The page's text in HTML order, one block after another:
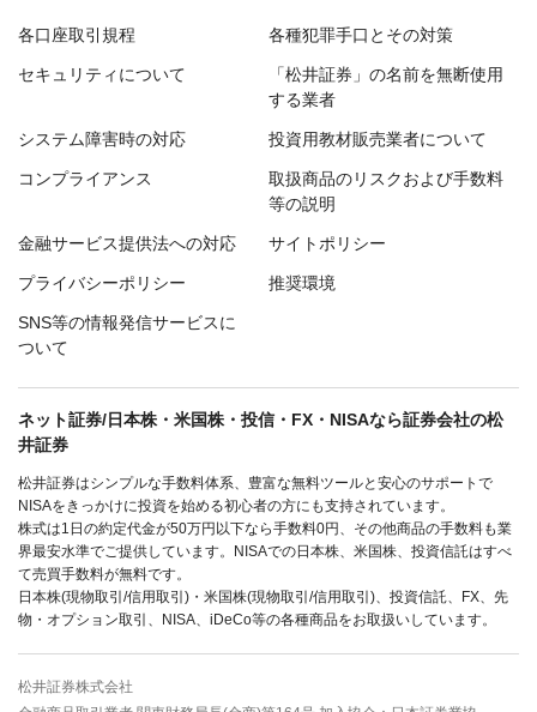
各口座取引規程 各種犯罪手口とその対策
セキュリティについて
「松井証券」の名前を無断使用
する業者
システム障害時の対応 投資用教材販売業者について
コンプライアンス
取扱商品のリスクおよび手数料
等の説明
金融サービス提供法への対応 サイトポリシー
プライバシーポリシー 推奨環境
SNS等の情報発信サービスに
ついて
ネット証券/日本株・米国株・投信・FX・NISAなら証券会社の松
井証券
松井証券はシンプルな手数料体系、豊富な無料ツールと安心のサポートで
NISAをきっかけに投資を始める初心者の方にも支持されています。
株式は1日の約定代金が50万円以下なら手数料0円、その他商品の手数料も業
界最安水準でご提供しています。NISAでの日本株、米国株、投資信託はすべ
て売買手数料が無料です。
日本株(現物取引/信用取引)・米国株(現物取引/信用取引)、投資信託、FX、先
物・オプション取引、NISA、iDeCo等の各種商品をお取扱いしています。
松井証券株式会社